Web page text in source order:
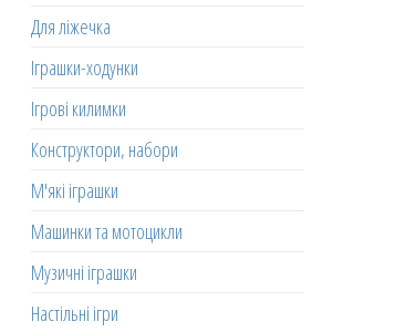
Для ліжечка
Іграшки-ходунки
Ігрові килимки
Конструктори, набори
М'які іграшки
Машинки та мотоцикли
Музичні іграшки
Настільні ігри